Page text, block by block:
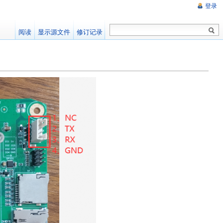
登录
阅读 显示源文件 修订记录